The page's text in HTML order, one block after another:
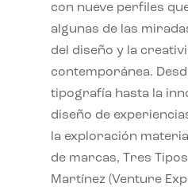
con nueve perfiles
algunas de las
del diseño y la
contemporánea.
tipografía hasta la
diseño de
la exploración
de marcas, Tres
Martínez (Venture